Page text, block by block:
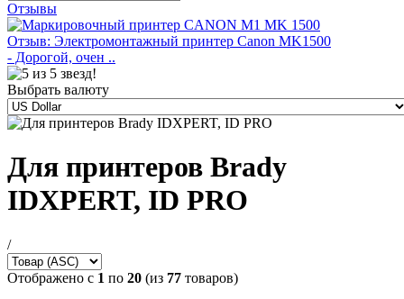
Отзывы
Отзыв: Электромонтажный принтер Canon MK1500
- Дорогой, очен ..
Выбрать валюту
Для принтеров Brady
IDXPERT, ID PRO
/
Отображено с 1 по 20 (из 77 товаров)